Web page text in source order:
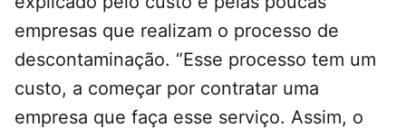
empresas que realizam o processo de
descontaminação. “Esse processo tem um
custo, a começar por contratar uma
empresa que faça esse serviço. Assim, o